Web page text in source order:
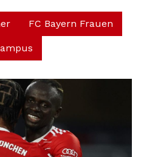
FC Bayern Frauen